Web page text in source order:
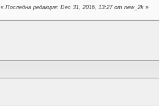
«Последна редакция: Dec 31, 2016, 13:27 от new_2k »